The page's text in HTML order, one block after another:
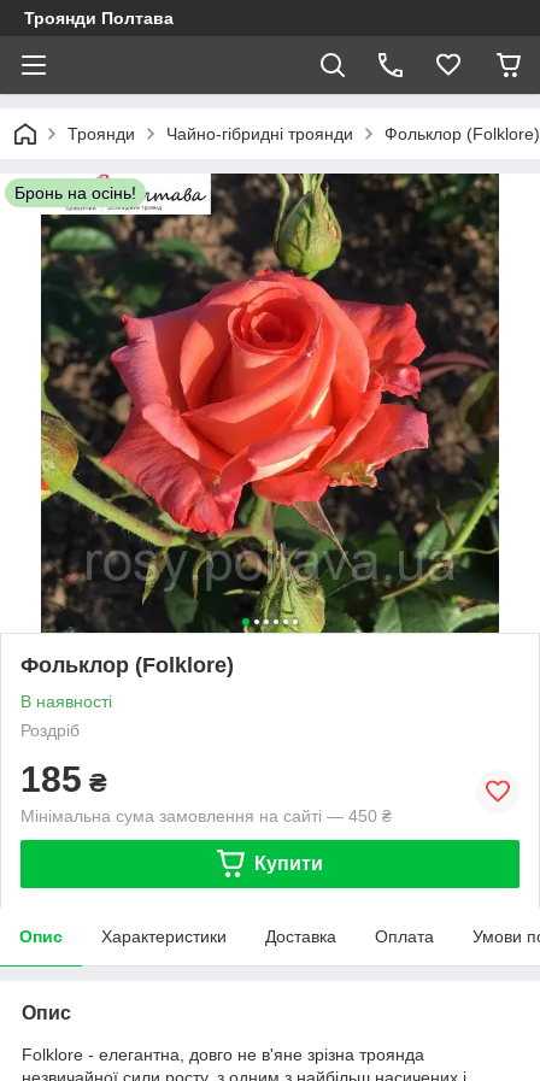
Троянди Полтава
Троянди Чайно-гібридні троянди Фольклор (Folklore)
Бронь на осінь!
Фольклор (Folklore)
В наявності
Роздріб
185 ₴
Мінімальна сума замовлення на сайті — 450 ₴
Купити
Опис Характеристики Доставка Оплата Умови
Опис
Folklore - елегантна, довго не в'яне зрізна троянда
незвичайної сили росту, з одним з найбільш насичених і